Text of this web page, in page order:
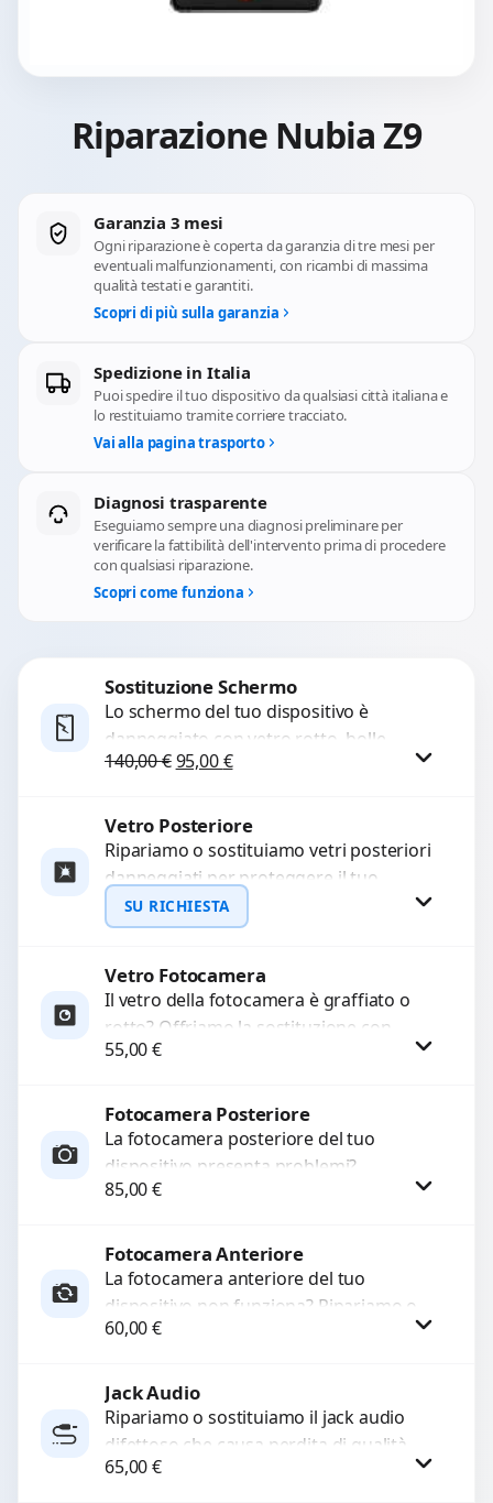
Riparazione Nubia Z9
Garanzia 3 mesi
Ogni riparazione è coperta da garanzia di tre mesi per
eventuali malfunzionamenti, con ricambi di massima
qualità testati e garantiti.
Scopri di più sulla garanzia
Spedizione in Italia
Puoi spedire il tuo dispositivo da qualsiasi città italiana e
lo restituiamo tramite corriere tracciato.
Vai alla pagina trasporto
Diagnosi trasparente
Eseguiamo sempre una diagnosi preliminare per
verificare la fattibilità dell'intervento prima di procedere
con qualsiasi riparazione.
Scopri come funziona
Sostituzione Schermo
Lo schermo del tuo dispositivo è
danneggiato con vetro rotto, bolle,
macchie, schermo nero o pixel morti?
140,00€Il prezzo originale era: 140,00 €.
95,00€Il prezzo attuale è: 95,00 €.
Procedi
Vetro Posteriore
Ripariamo o sostituiamo vetri posteriori
danneggiati per proteggere il tuo
dispositivo e ripristinare l’estetica
originale. Utilizziamo ricambi di alta
SU RICHIESTA
Richiedi Preventivo
Vetro Fotocamera
Il vetro della fotocamera è graffiato o
rotto? Offriamo la sostituzione con
ricambi di alta qualità garantiti per 3
55,00€
Procedi
Fotocamera Posteriore
La fotocamera posteriore del tuo
dispositivo presenta problemi?
Interveniamo per risolvere guasti come
funzionante,...
85,00€
Procedi
Fotocamera Anteriore
La fotocamera anteriore del tuo
dispositivo non funziona? Ripariamo o
sostituiamo fotocamere guaste con
a...
60,00€
Jack Audio
Ripariamo o sostituiamo il jack audio
difettoso che causa perdita di qualità
sonora o impossibilità di collegare cuffie
65,00€